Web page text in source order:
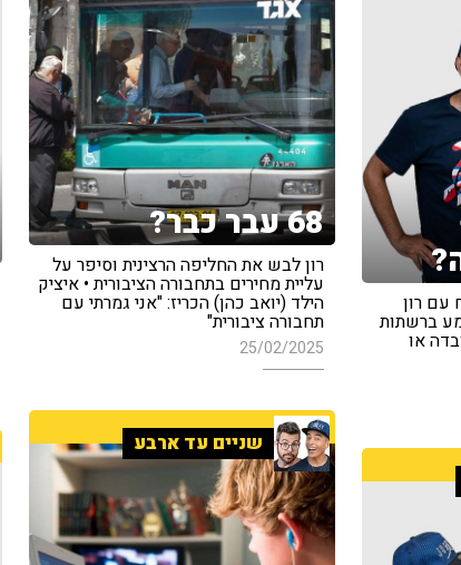
68 עבר כבר?
רון לבש את החליפה הרצינית וסיפר על
עליית מחירים בתחבורה הציבורית • איציק
הילד (יואב כהן) הכריז: "אני גמרתי עם
תחבורה ציבורית"
25/02/2025
עם רון
ברשתות
או
שניים עד ארבע